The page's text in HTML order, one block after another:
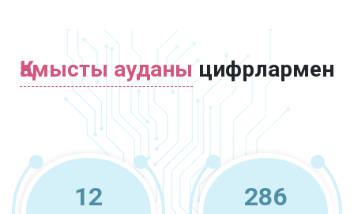
Қамысты ауданы цифрлармен
12 286